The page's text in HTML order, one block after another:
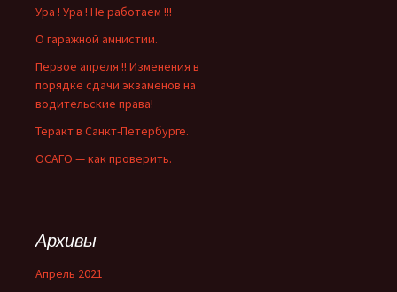
Ура ! Ура ! Не работаем !!!
О гаражной амнистии.
Первое апреля !! Изменения в
порядке сдачи экзаменов на
водительские права!
Теракт в Санкт-Петербурге.
ОСАГО — как проверить.
Архивы
Апрель 2021